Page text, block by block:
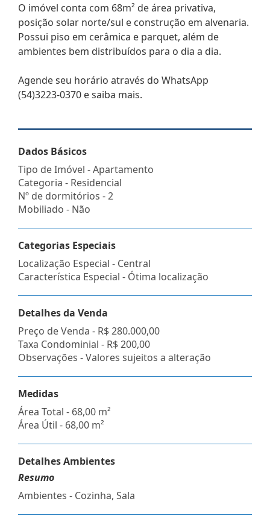
O imóvel conta com 68m² de área privativa,
posição solar norte/sul e construção em alvenaria.
Possui piso em cerâmica e parquet, além de
ambientes bem distribuídos para o dia a dia.
Agende seu horário através do WhatsApp
(54)3223-0370 e saiba mais.
Dados Básicos
Tipo de Imóvel - Apartamento
Categoria - Residencial
Nº de dormitórios - 2
Mobiliado - Não
Categorias Especiais
Localização Especial - Central
Característica Especial - Ótima localização
Detalhes da Venda
Preço de Venda - R$ 280.000,00
Taxa Condominial - R$ 200,00
Observações - Valores sujeitos a alteração
Medidas
Área Total - 68,00 m²
Área Útil - 68,00 m²
Detalhes Ambientes
Resumo
Ambientes - Cozinha, Sala